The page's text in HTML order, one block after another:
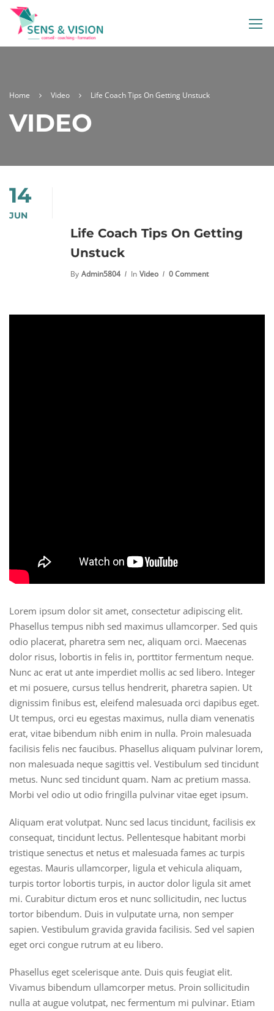
Home Video Life Coach Tips On Getting Unstuck
VIDEO
14
JUN
Life Coach Tips On Getting
Unstuck
By Admin5804 In Video 0 Comment
Lorem ipsum dolor sit amet, consectetur adipiscing elit.
Phasellus tempus nibh sed maximus ullamcorper. Sed quis
odio placerat, pharetra sem nec, aliquam orci. Maecenas
dolor risus, lobortis in felis in, porttitor fermentum neque.
Nunc ac erat ut ante imperdiet mollis ac sed libero. Integer
et mi posuere, cursus tellus hendrerit, pharetra sapien. Ut
dignissim finibus est, eleifend malesuada orci dapibus eget.
Ut tempus, orci eu egestas maximus, nulla diam venenatis
erat, vitae bibendum nibh enim in nulla. Proin malesuada
facilisis felis nec faucibus. Phasellus aliquam pulvinar lorem,
non malesuada neque sagittis vel. Vestibulum sed tincidunt
metus. Nunc sed tincidunt quam. Nam ac pretium massa.
Morbi vel odio ut odio fringilla pulvinar vitae eget ipsum.
Aliquam erat volutpat. Nunc sed lacus tincidunt, facilisis ex
consequat, tincidunt lectus. Pellentesque habitant morbi
tristique senectus et netus et malesuada fames ac turpis
egestas. Mauris ullamcorper, ligula et vehicula aliquam,
turpis tortor lobortis turpis, in auctor dolor ligula sit amet
mi. Curabitur dictum eros et nunc sollicitudin, nec luctus
tortor bibendum. Duis in vulputate urna, non semper
sapien. Vestibulum gravida gravida facilisis. Sed vel sapien
eget orci congue rutrum at eu libero.
Phasellus eget scelerisque ante. Duis quis feugiat elit.
Vivamus bibendum ullamcorper metus. Proin sollicitudin
nulla at augue volutpat, nec fermentum mi pulvinar. Etiam